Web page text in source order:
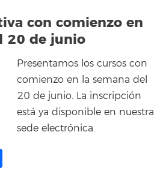
con comienzo en
20 de junio
Presentamos los cursos con
comienzo en la semana del
20 de junio. La inscripción
está ya disponible en nuestra
sede electrónica.